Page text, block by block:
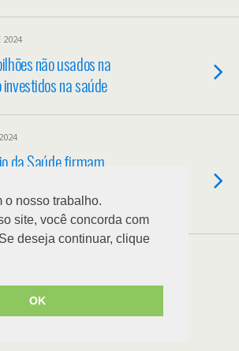
o nosso trabalho.
site, você concorda com
deseja continuar, clique
OK
2024
não usados na
na saúde
da Saúde firmam
da Saúde
More Tagged Like This…